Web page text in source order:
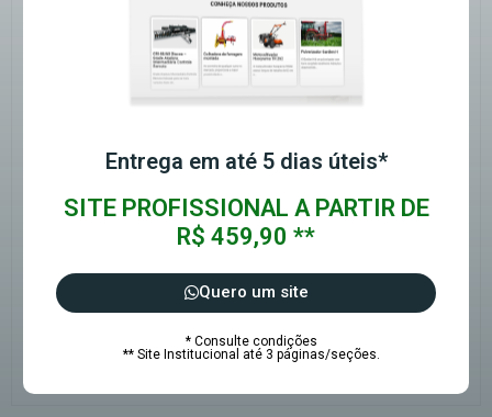
Entrega em até 5 dias úteis*
SITE PROFISSIONAL A PARTIR DE
R$ 459,90 **
Quero um site
* Consulte condições
** Site Institucional até 3 páginas/seções.